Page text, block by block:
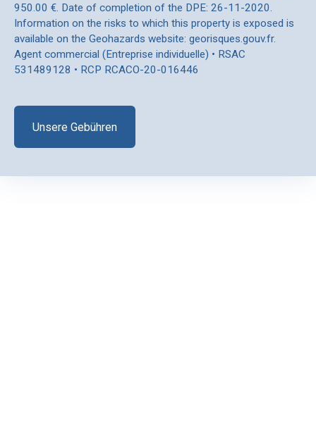
950.00 €. Date of completion of the DPE: 26-11-2020.
Information on the risks to which this property is exposed is
available on the Geohazards website: georisques.gouv.fr.
Agent commercial (Entreprise individuelle) • RSAC
531489128 • RCP RCACO-20-016446
Unsere Gebühren